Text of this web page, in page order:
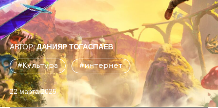
АВТОР:ДАНИЯР ТОГАСПАЕВ
#Культура #интернет
22 марта 2025